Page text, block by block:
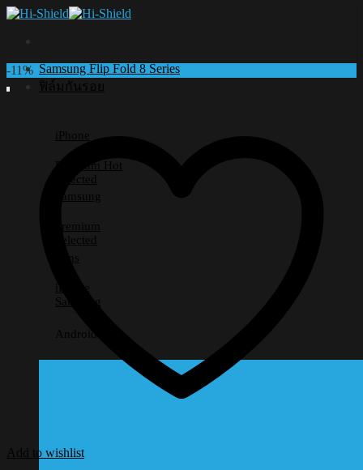
Skip
Samsung Flip Fold 8 Series
ฟิล์มกันรอย
iPhone
Premium
Selected
Samsung
Premium
Selected
Lens
iPhone
Samsung
Android อื่นๆ
-11%
Add to wishlist